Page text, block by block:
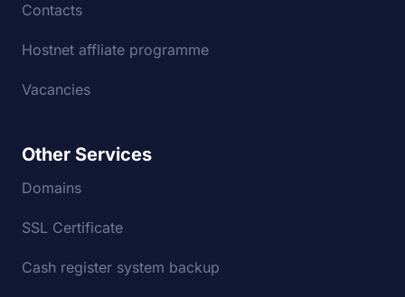
Contacts
Hostnet affliate programme
Vacancies
Other Services
Domains
SSL Certificate
Cash register system backup